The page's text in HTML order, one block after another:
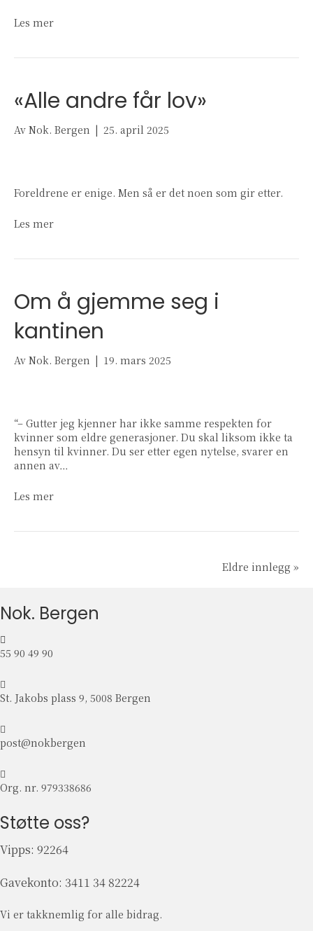
Les mer
«Alle andre får lov»
Av Nok. Bergen | 25. april 2025
Foreldrene er enige. Men så er det noen som gir etter.
Les mer
Om å gjemme seg i
kantinen
Av Nok. Bergen | 19. mars 2025
“– Gutter jeg kjenner har ikke samme respekten for
kvinner som eldre generasjoner. Du skal liksom ikke ta
hensyn til kvinner. Du ser etter egen nytelse, svarer en
annen av…
Les mer
Eldre innlegg »
Nok. Bergen
55 90 49 90
t
a
b
s
l
s
9
5
0
St. Jakobs plass 9, 5008 Bergen
o
@
k
e
g
n
post@nokbergen
r
.
n
r
7
3
Org. nr. 979338686
Støtte oss?
Vipps: 92264
Gavekonto: 3411 34 82224
Vi er takknemlig for alle bidrag.